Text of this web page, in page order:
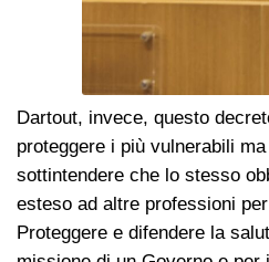
Dartout, invece, questo
proteggere i più vulnerabili
sottintendere che lo stesso
esteso ad altre professioni
Proteggere e difendere la